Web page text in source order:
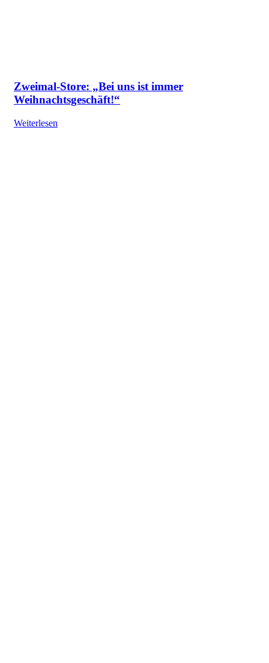
Zweimal-Store: „Bei uns ist immer
Weihnachtsgeschäft!“
Weiterlesen